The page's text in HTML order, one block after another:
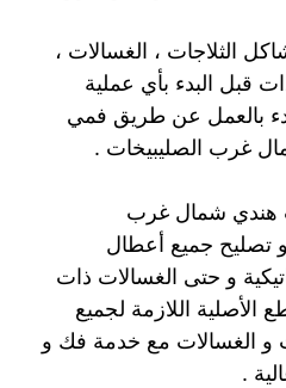
الثلاجات ، الغسالات ،
قبل البدء بأي عملية
بالعمل عن طريق فمي
غرب الصليبيخات .
هندي شمال غرب
و تصليح جميع أعطال
و حتى الغسالات ذات
الأصلية اللازمة لجميع
و الغسالات مع خدمة فك و
.